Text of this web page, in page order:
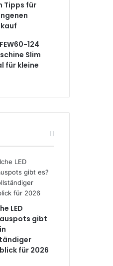
Tipps für
124
Slim
für kleine
LED
gibt
für 2026